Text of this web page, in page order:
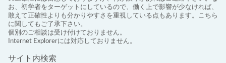
お、初学者をターゲットにしているので、働く上で影響が少なければ、
敢えて正確性よりも分かりやすさを重視している点もあります。こちら
に関してもご了承下さい。
個別のご相談は受け付けておりません。
Internet Explorerには対応しておりません。
サイト内検索